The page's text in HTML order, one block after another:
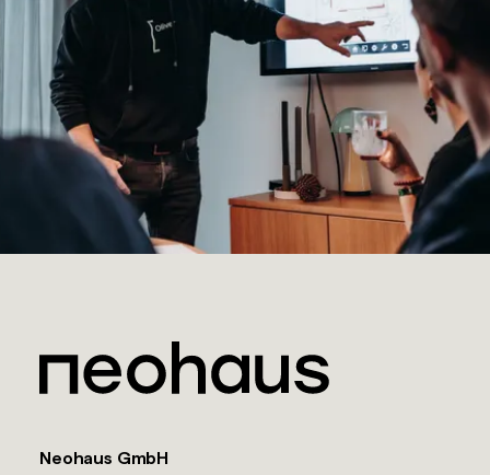
Neohaus GmbH